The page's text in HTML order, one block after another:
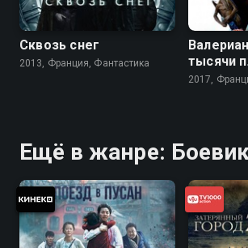
Сквозь снег
2013, Франция, Фантастика
тысячи
2017,
Ещё в жанре: